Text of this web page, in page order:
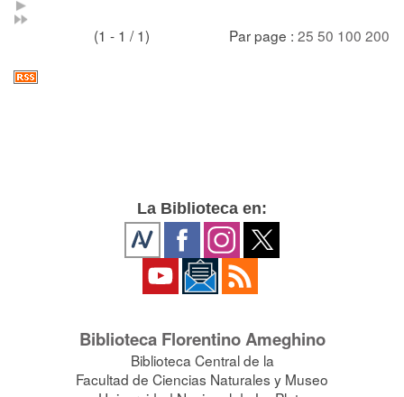
(1 - 1 / 1) Par page : 25 50 100 200
La Biblioteca en:
Biblioteca Florentino Ameghino
Biblioteca Central de la
Facultad de Ciencias Naturales y Museo